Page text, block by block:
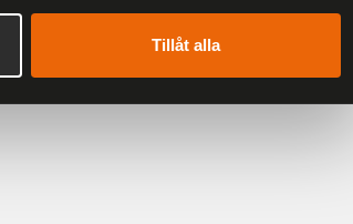
Tillåt alla